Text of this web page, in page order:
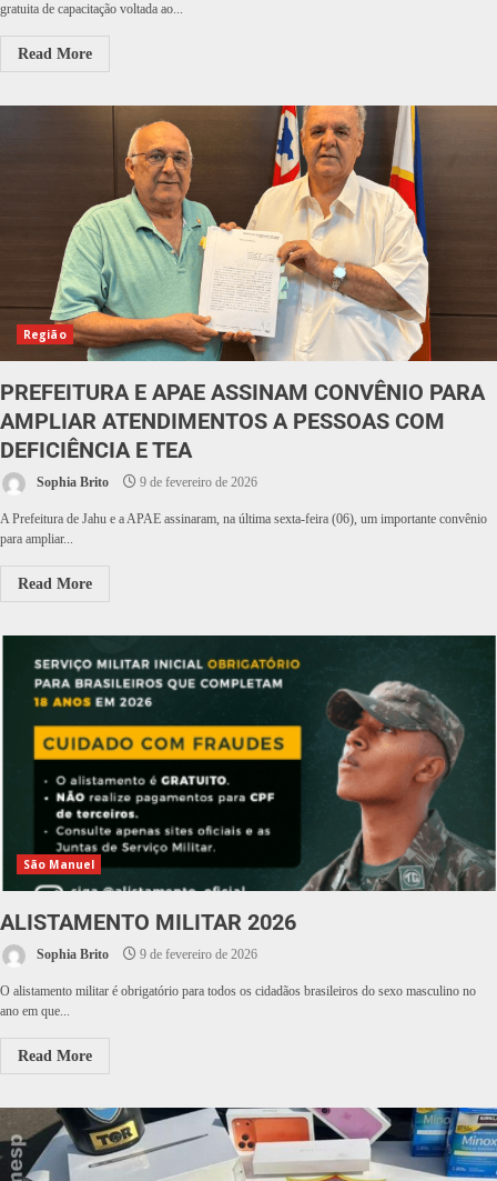
gratuita de capacitação voltada ao...
Read More
Região
PREFEITURA E APAE ASSINAM CONVÊNIO PARA
AMPLIAR ATENDIMENTOS A PESSOAS COM
DEFICIÊNCIA E TEA
Sophia Brito 9 de fevereiro de 2026
A Prefeitura de Jahu e a APAE assinaram, na última sexta-feira (06), um importante convênio
para ampliar...
Read More
São Manuel
ALISTAMENTO MILITAR 2026
Sophia Brito 9 de fevereiro de 2026
O alistamento militar é obrigatório para todos os cidadãos brasileiros do sexo masculino no
ano em que...
Read More